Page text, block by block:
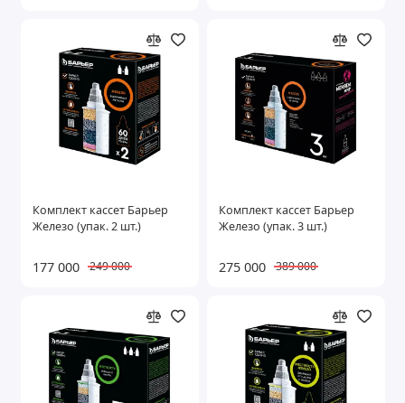
Комплект кассет Барьер
Железо (упак. 2 шт.)
177 000 249 000
Комплект кассет Барьер
Железо (упак. 3 шт.)
275 000 389 000